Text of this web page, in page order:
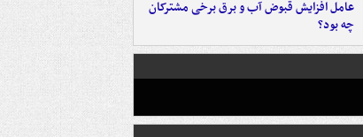
عامل افزایش قبوض آب و برق برخی مشترکان
چه بود؟